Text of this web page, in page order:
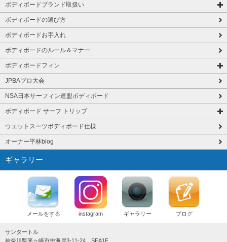
ボディボードブランド取扱い
ボディボードの選び方
ボディボードお手入れ
ボディボードのルール＆マナー
ボディボードフィン
JPBAプロ大会
NSA日本サーフィン連盟ボディボード
ボディボード サーフ トリップ
ウエットスーツボディボード仕様
オーナー平林blog
ギャラリー
メールをする instagram ギャラリー ブログ
サンタートル
神奈川県茅ヶ崎市中海岸3-11-24 SEA1F